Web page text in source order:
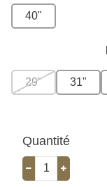
40"
29" 31"
Quantité